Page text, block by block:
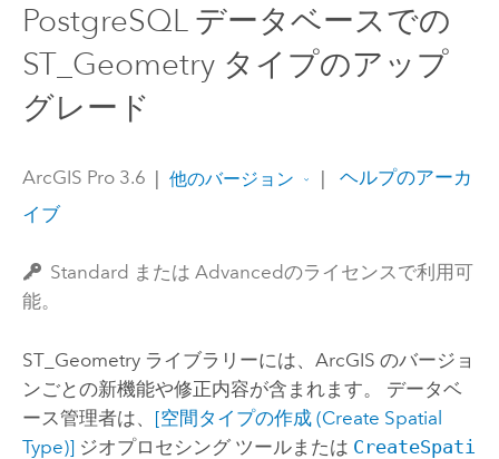
PostgreSQL データベースでの
ST_Geometry タイプのアップ
グレード
ArcGIS Pro 3.6 | 他のバージョン |
ヘルプのアーカ
イブ
Standard または Advancedのライセンスで利用可
能。
ST_Geometry ライブラリーには、ArcGIS のバージョ
ンごとの新機能や修正内容が含まれます。 データベ
ース管理者は、 [空間タイプの作成 (Create Spatial
Type)]ジオプロセシング ツールまたは CreateSpati